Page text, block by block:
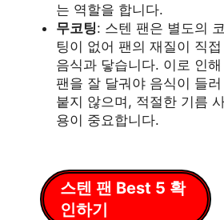
는 역할을 합니다.
무코팅: 스텐 팬은 별도의 코
팅이 없어 팬의 재질이 직접
음식과 닿습니다. 이로 인해
팬을 잘 달궈야 음식이 들러
붙지 않으며, 적절한 기름
용이 중요합니다.
스텐 팬 Best 5 확
인하기